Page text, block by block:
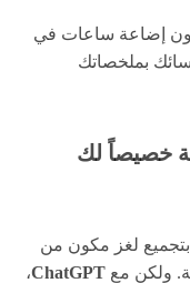
إضاعة ساعات في
بملخصاتك
خصيصاً لك
بتجميع لغز مكون من
ولكن مع ChatGPT،